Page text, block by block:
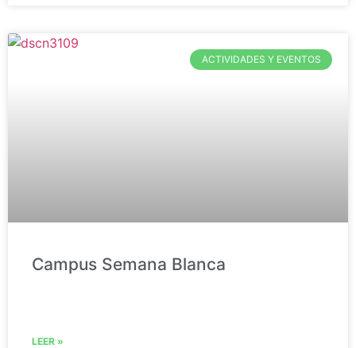
ACTIVIDADES Y EVENTOS
Campus Semana Blanca
LEER »